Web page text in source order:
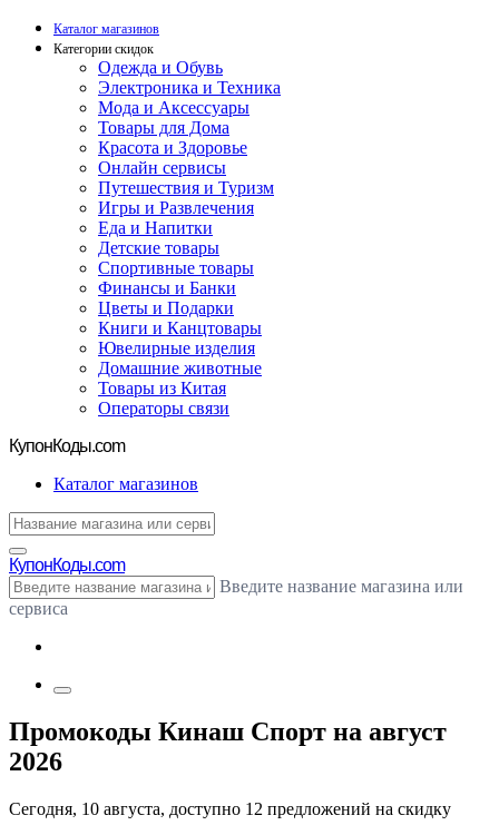
Каталог магазинов
Категории скидок
Одежда и Обувь
Электроника и Техника
Мода и Аксессуары
Товары для Дома
Красота и Здоровье
Онлайн сервисы
Путешествия и Туризм
Игры и Развлечения
Еда и Напитки
Детские товары
Спортивные товары
Финансы и Банки
Цветы и Подарки
Книги и Канцтовары
Ювелирные изделия
Домашние животные
Товары из Китая
Операторы связи
КупонКоды.com
Каталог магазинов
КупонКоды.com
Введите название магазина или
сервиса
Промокоды Кинаш Спорт на август
2026
Сегодня, 10 августа, доступно 12 предложений на скидку